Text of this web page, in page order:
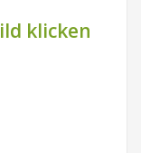
klicken